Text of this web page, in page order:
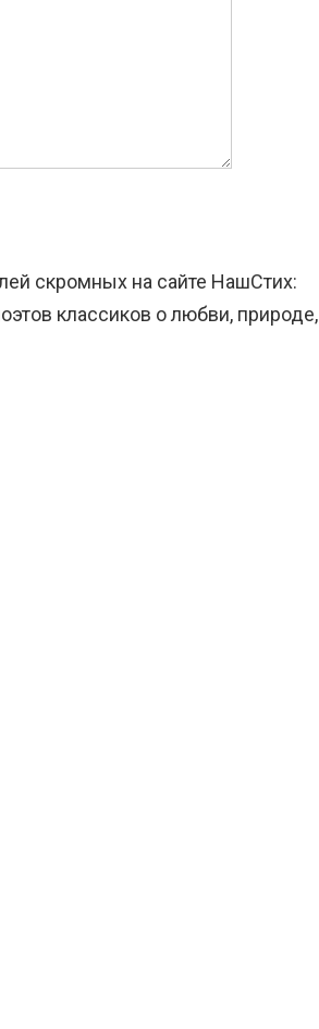
скромных на сайте НашСтих:
классиков о любви, природе,